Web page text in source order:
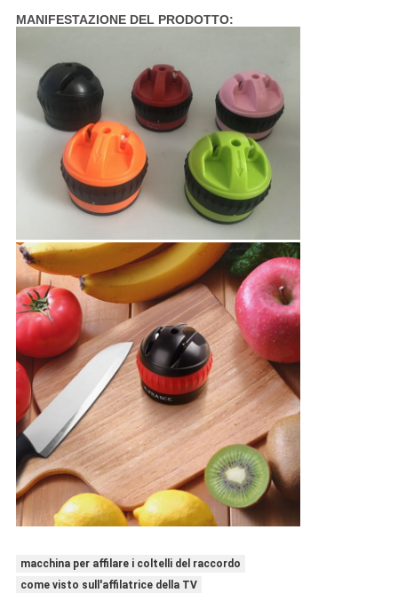
MANIFESTAZIONE DEL PRODOTTO:
macchina per affilare i coltelli del raccordo
come visto sull'affilatrice della TV